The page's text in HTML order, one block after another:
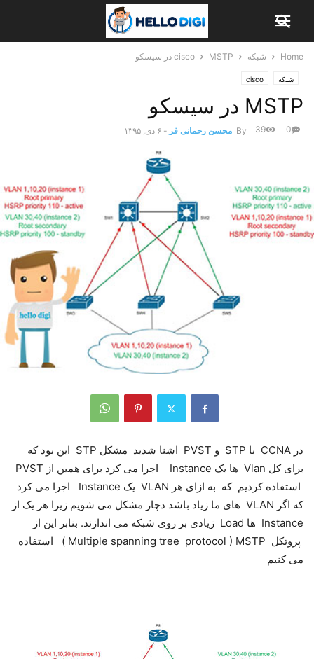
Home شبکه cisco MSTP در سیسکو
شبکه cisco
MSTP در سیسکو
By محسن رحمانی فر - ۶ دی, ۱۳۹۵ 0
39
در CCNA با STP و PVST اشنا شدید مشکل STP این بود که
برای کل Vlan ها یک Instance اجرا می کرد برای همین از PVST
استفاده کردیم که به ازای هر VLAN یک Instance اجرا می کرد
که اگر VLAN های ما زیاد باشد دچار مشکل می شویم زیرا هر یک از
Instance ها Load زیادی بر روی شبکه می اندازند. بنابر این از
پروتکل Multiple spanning tree protocol ) MSTP ) استفاده
می کنیم